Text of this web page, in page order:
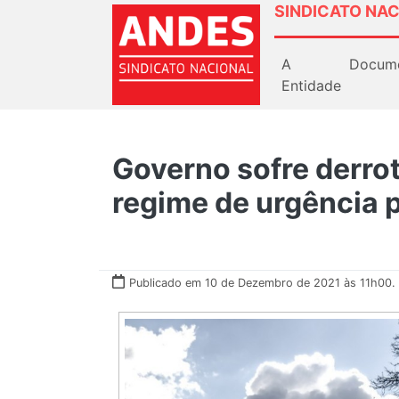
SINDICATO
A
Entidade
Governo sofre
regime de urgência
Publicado em 10 de Dezembro de 2021 às 11h00.